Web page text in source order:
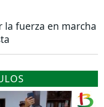
la fuerza en marcha